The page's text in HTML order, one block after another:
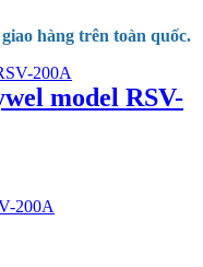
hàng trên toàn quốc.
model RSV-
200A